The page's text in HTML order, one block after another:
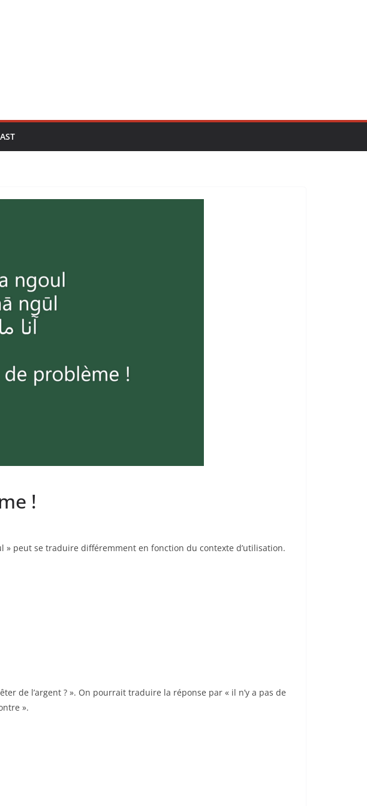
!
peut se traduire différemment en fonction du contexte d’utilisation.
de l’argent ? ». On pourrait traduire la réponse par « il n’y a pas de
».